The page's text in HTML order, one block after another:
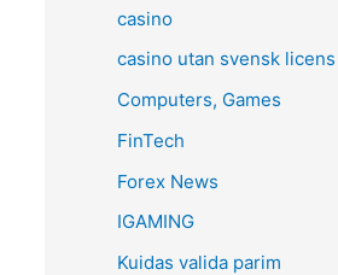
casino
casino utan svensk licens
Computers, Games
FinTech
Forex News
IGAMING
Kuidas valida parim